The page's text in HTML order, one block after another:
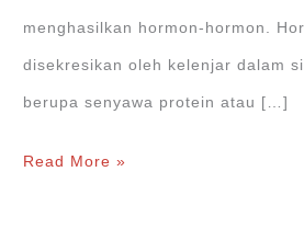
menghasilkan hormon-hormon.
disekresikan oleh kelenjar dalam
berupa senyawa protein atau […]
Kelenjar
Read More »